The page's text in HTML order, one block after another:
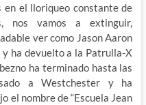
en el lloriqueo constante de
nos vamos a extinguir,
ver como Jason Aaron
ha devuelto a la Patrulla-X
ha terminado hasta las
a Westchester y ha
el nombre de “Escuela Jean